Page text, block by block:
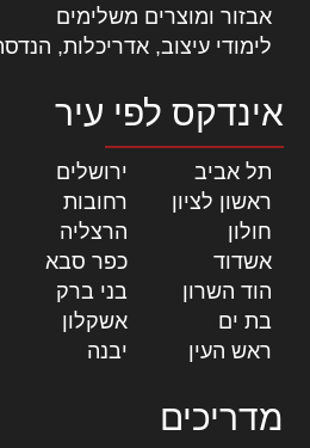
אבזור ומוצרים משלימים
לימודי עיצוב, אדריכלות,
אינדקס לפי עיר
תל אביב ירושלים
ראשון לציון
רחובות
חולון
הרצליה
אשדוד
כפר סבא
הוד השרון
בני ברק
בת ים
אשקלון
ראש העין
יבנה
מדריכים